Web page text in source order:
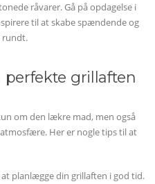
råvarer. Gå på opdagelse i
til at skabe spændende og
rundt.
perfekte grillaften
om den lækre mad, men også
Her er nogle tips til at
planlægge din grillaften i god tid.